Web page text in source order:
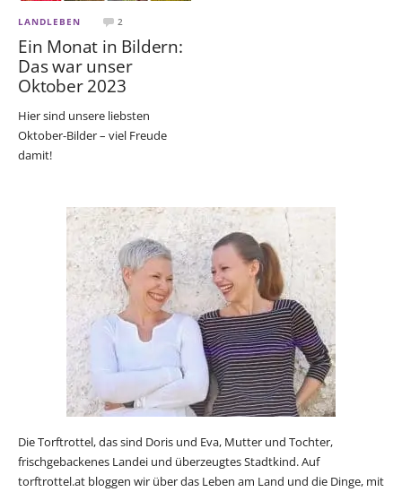
LANDLEBEN 2
Ein Monat in Bildern:
Das war unser
Oktober 2023
Hier sind unsere liebsten
Oktober-Bilder – viel Freude
damit!
Die Torftrottel, das sind Doris und Eva, Mutter und Tochter,
frischgebackenes Landei und überzeugtes Stadtkind. Auf
torftrottel.at bloggen wir über das Leben am Land und die Dinge, mit